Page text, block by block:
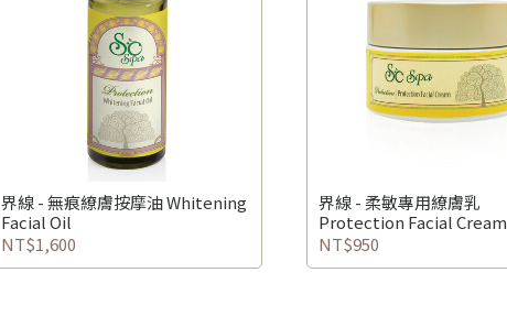
界線 - 無痕繚膚按摩油 Whitening
Facial Oil
NT$1,600
界線 - 柔敏專用繚膚乳
Protection Facial Cream
NT$950